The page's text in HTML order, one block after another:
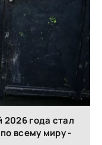
года стал
всему миру -